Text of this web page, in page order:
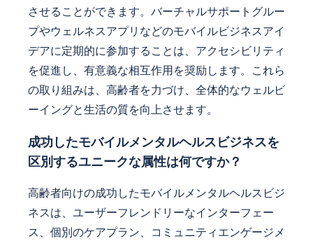
させることができます。バーチャルサポートグルー
プやウェルネスアプリなどのモバイルビジネスアイ
デアに定期的に参加することは、アクセシビリティ
を促進し、有意義な相互作用を奨励します。これら
の取り組みは、高齢者を力づけ、全体的なウェルビ
ーイングと生活の質を向上させます。
成功したモバイルメンタルヘルスビジネスを
区別するユニークな属性は何ですか？
高齢者向けの成功したモバイルメンタルヘルスビジ
ネスは、ユーザーフレンドリーなインターフェー
ス、個別のケアプラン、コミュニティエンゲージメ